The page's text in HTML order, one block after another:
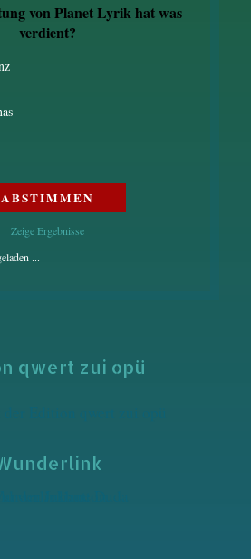
von Planet Lyrik hat was
verdient?
Zeige Ergebnisse
...
qwert zui opü